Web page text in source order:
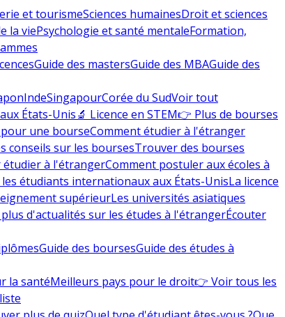
et tourismeSciences humainesDroit et sciences
la viePsychologie et santé mentaleFormation,
Guide des mastersGuide des MBAGuide des
IndeSingapourCorée du SudVoir tout
États-Unis🔬 Licence en STEM👉 Plus de bourses
une bourseComment étudier à l'étranger
conseils sur les boursesTrouver des bourses
à l'étrangerComment postuler aux écoles à
étudiants internationaux aux États-UnisLa licence
supérieurLes universités asiatiques
d'actualités sur les études à l'étrangerÉcouter
Guide des boursesGuide des études à
la santéMeilleurs pays pour le droit👉 Voir tous les